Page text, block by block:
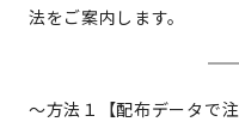
法をご案内します。
～方法１【配布データで